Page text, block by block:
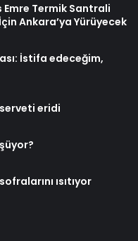
Emre Termik Santrali
Ankara’ya Yürüyecek
İstifa edeceğim,
serveti eridi
ısıtıyor